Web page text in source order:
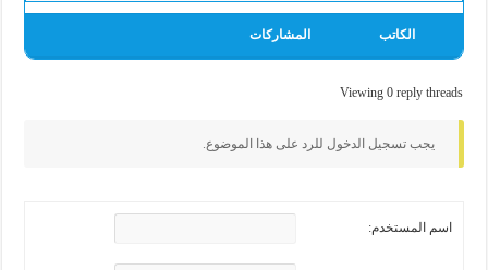
الكاتب المشاركات
Viewing 0 reply threads
يجب تسجيل الدخول للرد على هذا الموضوع.
اسم المستخدم: